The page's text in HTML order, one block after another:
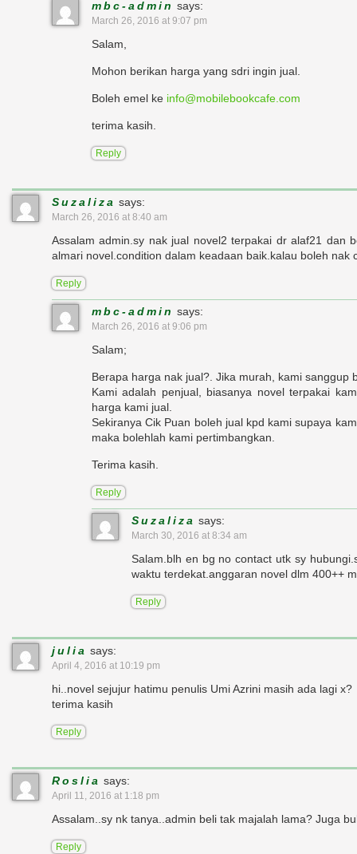
mbc-admin says:
March 26, 2016 at 9:07 pm
Salam,
Mohon berikan harga yang sdri ingin jual.
Boleh emel ke info@mobilebookcafe.com
terima kasih.
Reply
Suzaliza says:
March 26, 2016 at 8:40 am
Assalam admin.sy nak jual novel2 terpakai dr alaf21 dan
almari novel.condition dalam keadaan baik.kalau boleh nak
Reply
mbc-admin says:
March 26, 2016 at 9:06 pm
Salam;
Berapa harga nak jual?. Jika murah, kami sanggup
Kami adalah penjual, biasanya novel terpakai
harga kami jual.
Sekiranya Cik Puan boleh jual kpd kami supaya
maka bolehlah kami pertimbangkan.
Terima kasih.
Reply
Suzaliza says:
March 30, 2016 at 8:34 am
Salam.blh en bg no contact utk sy
waktu terdekat.anggaran novel dlm 400++
Reply
julia says:
April 4, 2016 at 10:19 pm
hi..novel sejujur hatimu penulis Umi Azrini masih ada lagi x?
terima kasih
Reply
Roslia says:
April 11, 2016 at 1:18 pm
Assalam..sy nk tanya..admin beli tak majalah lama? Juga
Reply